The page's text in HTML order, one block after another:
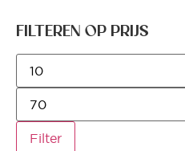
FILTEREN OP PRIJS
Filter